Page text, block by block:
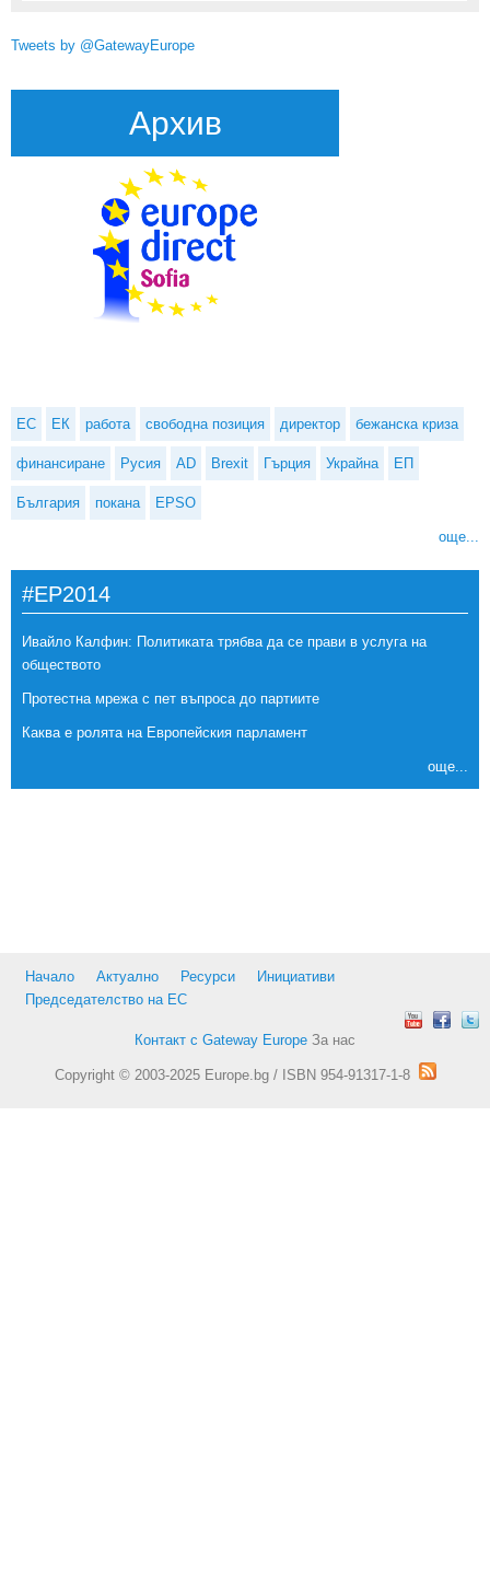
Tweets by @GatewayEurope
Архив
ЕС ЕК работа свободна позиция директор бежанска криза
финансиране Русия AD Brexit Гърция Украйна ЕП
България покана EPSO
още...
#EP2014
Ивайло Калфин: Политиката трябва да се прави в услуга на
обществото
Протестна мрежа с пет въпроса до партиите
Каква е ролята на Европейския парламент
още...
Начало Актуално Ресурси
Инициативи
Председателство на ЕС
Контакт с Gateway Europe За нас
Copyright © 2003-2025 Europe.bg / ISBN 954-91317-1-8